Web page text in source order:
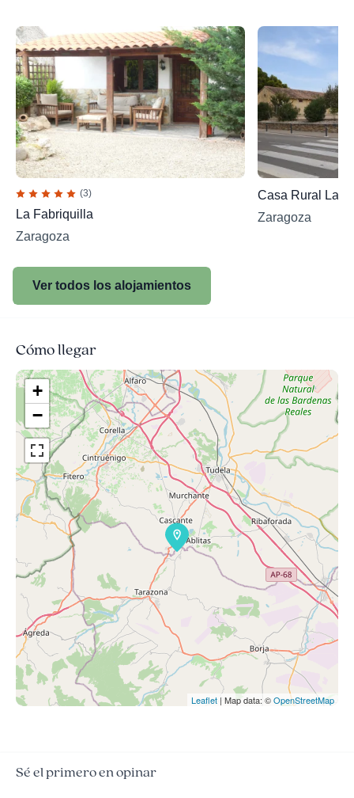
(3)
La Fabriquilla
Zaragoza
Casa Rural La
Zaragoza
Ver todos los alojamientos
Cómo llegar
+
−
Leaflet | Map data: ©OpenStreetMap
Sé el primero en opinar